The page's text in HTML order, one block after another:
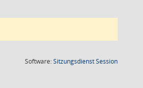
Software:SitzungsdienstSession(Wird in